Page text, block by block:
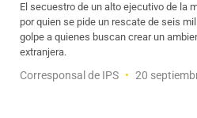
El secuestro de un alto ejecutivo de la
por quien se pide un rescate de seis
golpe a quienes buscan crear un
extranjera.
Corresponsal de IPS 20